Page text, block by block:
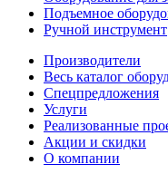
Подъемное
Ручной инструмент
Производители
Весь каталог
Спецпредложения
Услуги
Реализованные
Акции и скидки
О компании